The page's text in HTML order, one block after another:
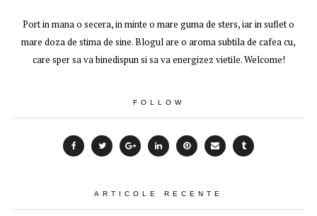
Port in mana o secera, in minte o mare guma de sters, iar in suflet o
mare doza de stima de sine. Blogul are o aroma subtila de cafea cu,
care sper sa va binedispun si sa va energizez vietile. Welcome!
FOLLOW
ARTICOLE RECENTE